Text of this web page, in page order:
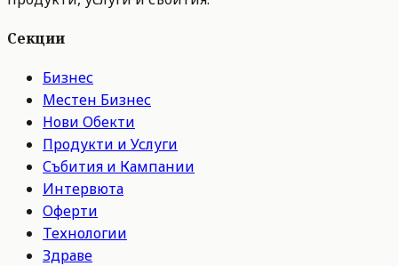
Секции
Бизнес
Местен Бизнес
Нови Обекти
Продукти и Услуги
Събития и Кампании
Интервюта
Оферти
Технологии
Здраве